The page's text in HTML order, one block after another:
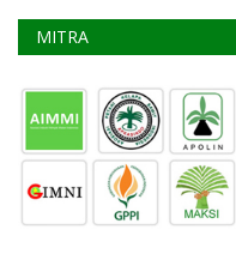
MITRA